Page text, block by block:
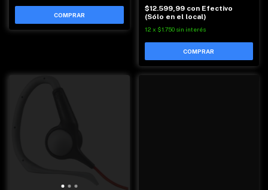
$12.599,99 con Efectivo
(Sólo en el local)
12 x $1.750 sin interés